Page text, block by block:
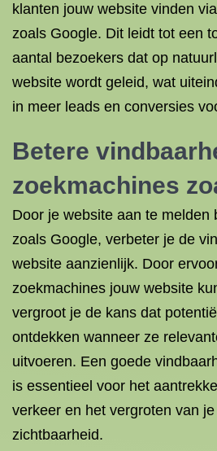
klanten jouw website vinden
zoals Google. Dit leidt tot een
aantal bezoekers dat op
website wordt geleid, wat
in meer leads en conversies
Betere
zoekmachines
Door je website aan te melden
zoals Google, verbeter je de
website aanzienlijk. Door
zoekmachines jouw website
vergroot je de kans dat
ontdekken wanneer ze
uitvoeren. Een goede
is essentieel voor het
verkeer en het vergroten van
zichtbaarheid.